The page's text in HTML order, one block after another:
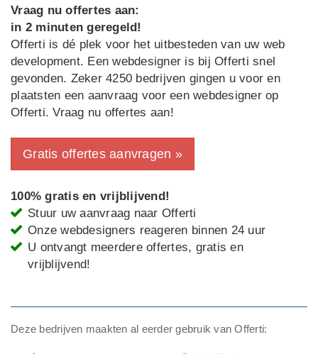
Vraag nu offertes aan:
in 2 minuten geregeld!
Offerti is dé plek voor het uitbesteden van uw web
development. Een webdesigner is bij Offerti snel
gevonden. Zeker 4250 bedrijven gingen u voor en
plaatsten een aanvraag voor een webdesigner op
Offerti. Vraag nu offertes aan!
Gratis offertes aanvragen »
100% gratis en vrijblijvend!
Stuur uw aanvraag naar Offerti
Onze webdesigners reageren binnen 24 uur
U ontvangt meerdere offertes, gratis en
vrijblijvend!
Deze bedrijven maakten al eerder gebruik van Offerti: